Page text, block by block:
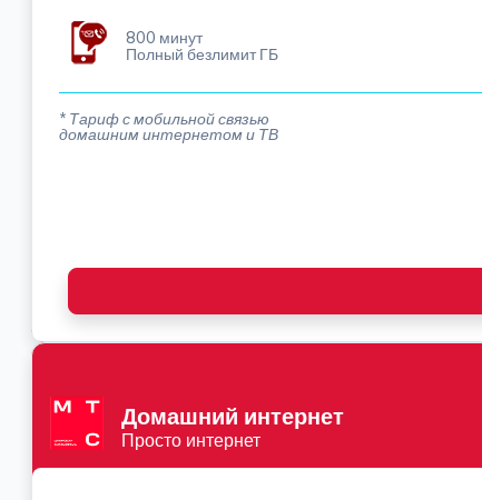
800 минут
Полный безлимит ГБ
* Тариф с мобильной связью
домашним интернетом и ТВ
Домашний интернет
Просто интернет